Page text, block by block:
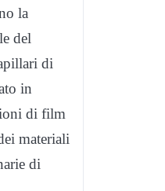
la
del
di
in
di film
materiali
di